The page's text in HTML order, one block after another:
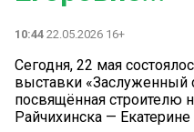
10:44 22.05.2026 16+
Сегодня, 22 мая
выставки «Заслуженный
посвящённая строителю
Райчихинска —